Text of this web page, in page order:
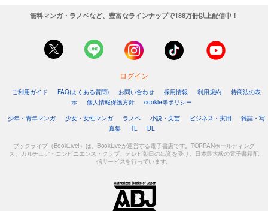
無料マンガ・ラノベなど、豊富なラインナップで188万冊以上配信中！
ログイン
ご利用ガイド FAQ(よくある質問) お問い合わせ 採用情報 利用規約
特商法の表
示
個人情報保護方針
cookie等ポリシー
少年・青年マンガ
少女・女性マンガ ラノベ 小説・文芸 ビジネス・実用
雑誌・写
真集
TL BL
ブックライブ（BookLive!）は、BookLiveが運営する電子書店です。TOPPANホールディング
ス、カルチュア・コンビニエンス・クラブ、テレビ朝日の出資を受け、日本最大級の電子書籍配
信サービスを行っています。